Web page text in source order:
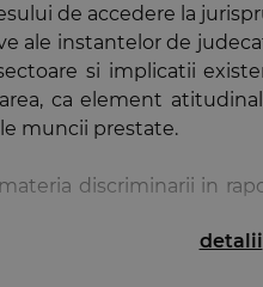
de accedere la
ale instantelor de
si implicatii
ca element
muncii prestate.
discriminarii in
detalii